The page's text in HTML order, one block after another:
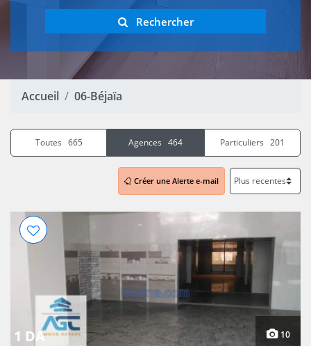
Rechercher
Accueil 06-Béjaïa
Toutes 665 Agences 464 Particuliers 201
Créer une Alerte e-mail
1 DA 10